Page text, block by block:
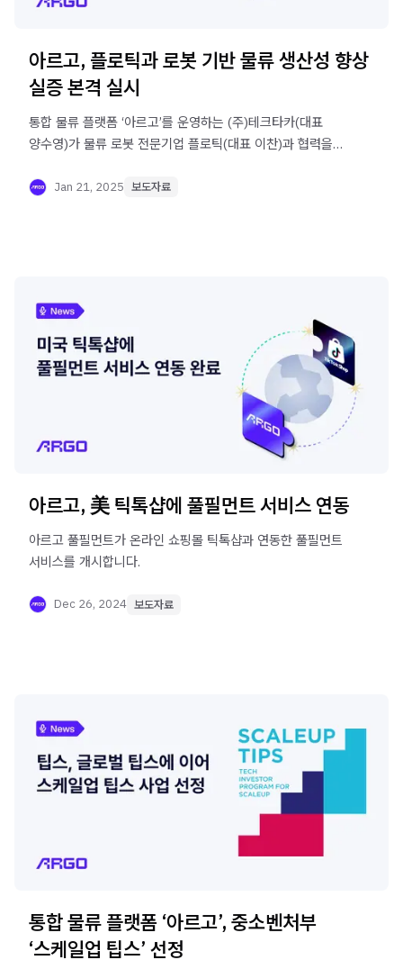
아르고, 플로틱과 로봇 기반 물류 생산성 향상
실증 본격 실시
통합 물류 플랫폼 ‘아르고’를 운영하는 (주)테크타카(대표
양수영)가 물류 로봇 전문기업 플로틱(대표 이찬)과 협력을
Jan 21, 2025 보도자료
아르고, 美 틱톡샵에 풀필먼트 서비스 연동
아르고 풀필먼트가 온라인 쇼핑몰 틱톡샵과 연동한 풀필먼트
서비스를 개시합니다.
Dec 26, 2024 보도자료
통합 물류 플랫폼 ‘아르고’, 중소벤처부
‘스케일업 팁스’ 선정